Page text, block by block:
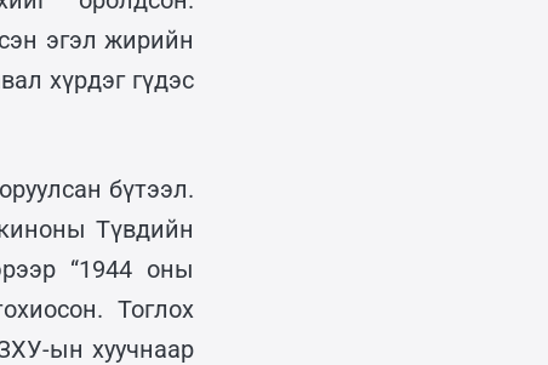
эгэл жирийн
хүрдэг гүдэс
бүтээл.
Түвдийн
“1944 оны
Тоглох
ын хуучнаар